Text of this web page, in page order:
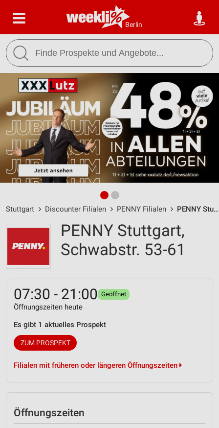
Berlin
Stuttgart Discounter Filialen PENNY Filialen PENNY Stuttgart / Schwabstr. 53-61 - Öffnungszeiten & Adresse
PENNY Stuttgart,
Schwabstr. 53-61
07:30 - 21:00 Geöffnet
Öffnungszeiten heute
Es gibt 1 aktuelles Prospekt
ZUM PROSPEKT
Filialen mit früheren oder längeren Öffnungszeiten
Öffnungszeiten